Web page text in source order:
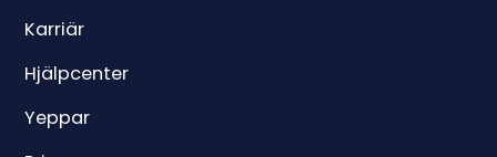
Karriär
Hjälpcenter
Yeppar